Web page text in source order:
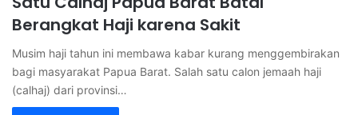
Berangkat Haji karena Sakit
Musim haji tahun ini membawa kabar kurang menggembirakan
bagi masyarakat Papua Barat. Salah satu calon jemaah haji
(calhaj) dari provinsi…